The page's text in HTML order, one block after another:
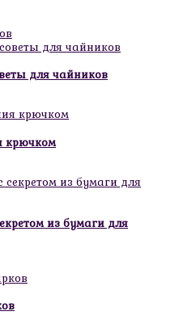
для чайников
крючком
из бумаги для